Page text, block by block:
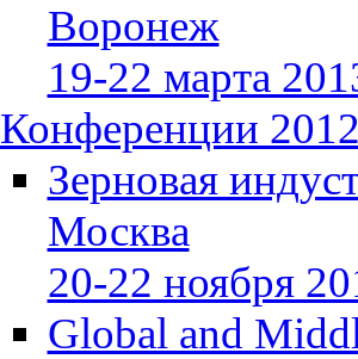
Воронеж
19-22 марта
Конференции
Зерновая
Москва
20-22 ноября
Global and